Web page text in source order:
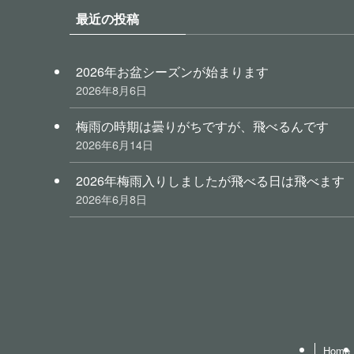
最近の投稿
2026年お盆シーズンが始まります
2026年8月6日
梅雨の時期は曇りがちですが、飛べるんです
2026年6月14日
2026年梅雨入りしましたが飛べる日は飛べます
2026年6月8日
Home